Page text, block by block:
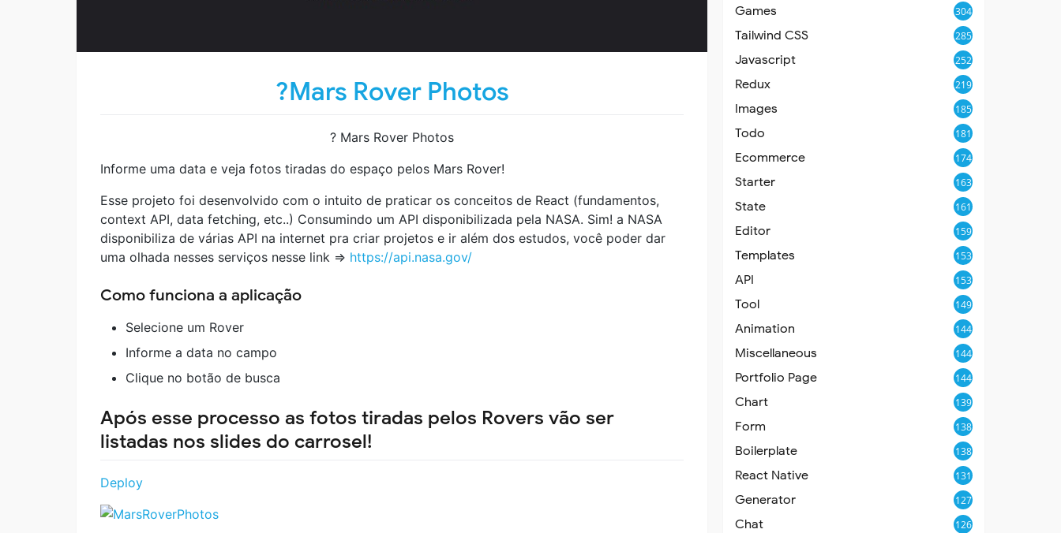
?Mars Rover Photos
? Mars Rover Photos
Informe uma data e veja fotos tiradas do espaço pelos Mars Rover!
Esse projeto foi desenvolvido com o intuito de praticar os conceitos de React (fundamentos,
context API, data fetching, etc..) Consumindo um API disponibilizada pela NASA. Sim! a NASA
disponibiliza de várias API na internet pra criar projetos e ir além dos estudos, você poder dar
uma olhada nesses serviços nesse link => https://api.nasa.gov/
Como funciona a aplicação
Selecione um Rover
Informe a data no campo
Clique no botão de busca
Após esse processo as fotos tiradas pelos Rovers vão ser
listadas nos slides do carrosel!
Deploy
Games 304
Tailwind CSS 285
Javascript 252
Redux 219
Images 185
Todo 181
Ecommerce 174
Starter 163
State 161
Editor 159
Templates 153
API 153
Tool 149
Animation 144
Miscellaneous 144
Portfolio Page 144
Chart 139
Form 138
Boilerplate 138
React Native 131
Generator 127
Chat 126